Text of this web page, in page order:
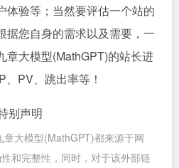
体验等；当然要评估一个站的
据您自身的需求以及需要，一
章大模型(MathGPT)的站长进
PV、跳出率等！
别声明
大模型(MathGPT)都来源于网
和完整性，同时，对于该外部链